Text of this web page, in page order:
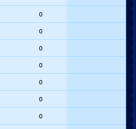
0
0
0
0
0
0
0